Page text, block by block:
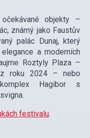
objekty –
známý jako Faustův
palác Dunaj, který
a moderních
Roztyly Plaza –
z roku 2024 – nebo
Hagibor s
festivalu.